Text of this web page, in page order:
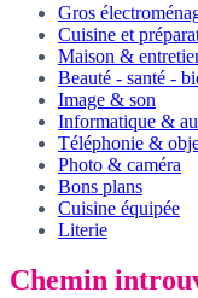
Gros
Cuisine et
Maison &
Beauté - santé -
Image & son
Informatique &
Téléphonie &
Photo & caméra
Bons plans
Cuisine équipée
Literie
Chemin